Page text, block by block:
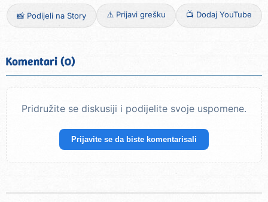
📸 Podijeli na Story ⚠️ Prijavi grešku 📺 Dodaj YouTube
Komentari (0)
Pridružite se diskusiji i podijelite svoje uspomene.
Prijavite se da biste komentarisali